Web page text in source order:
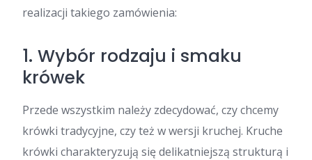
realizacji takiego zamówienia:
1. Wybór rodzaju i smaku
krówek
Przede wszystkim należy zdecydować, czy chcemy
krówki tradycyjne, czy też w wersji kruchej. Kruche
krówki charakteryzują się delikatniejszą strukturą i